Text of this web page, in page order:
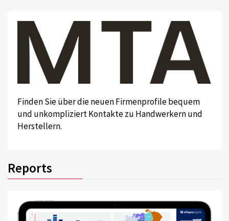
Finden Sie über die neuen Firmenprofile bequem
und unkompliziert Kontakte zu Handwerkern und
Herstellern.
Reports